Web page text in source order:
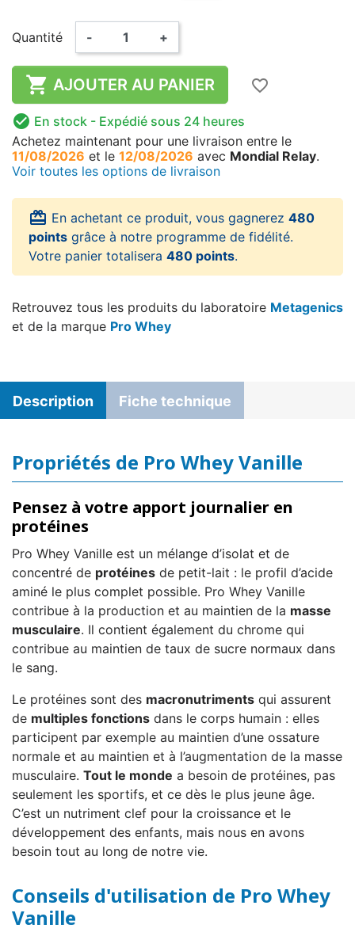
Quantité - +
 AJOUTER AU PANIER
favorite_border
 En stock - Expédié sous 24 heures
Achetez maintenant pour une livraison entre le
11/08/2026 et le 12/08/2026 avec Mondial Relay.
Voir toutes les options de livraison
card_giftcard En achetant ce produit, vous gagnerez 480
points grâce à notre programme de fidélité.
Votre panier totalisera 480 points.
Retrouvez tous les produits du laboratoire Metagenics
et de la marque Pro Whey
Description Fiche technique
Propriétés de Pro Whey Vanille
Pensez à votre apport journalier en
protéines
Pro Whey Vanille est un mélange d’isolat et de
concentré de protéines de petit-lait : le profil d’acide
aminé le plus complet possible. Pro Whey Vanille
contribue à la production et au maintien de la masse
musculaire. Il contient également du chrome qui
contribue au maintien de taux de sucre normaux dans
le sang.
Le protéines sont des macronutriments qui assurent
de multiples fonctions dans le corps humain : elles
participent par exemple au maintien d’une ossature
normale et au maintien et à l’augmentation de la masse
musculaire. Tout le monde a besoin de protéines, pas
seulement les sportifs, et ce dès le plus jeune âge.
C’est un nutriment clef pour la croissance et le
développement des enfants, mais nous en avons
besoin tout au long de notre vie.
Conseils d'utilisation de Pro Whey
Vanille